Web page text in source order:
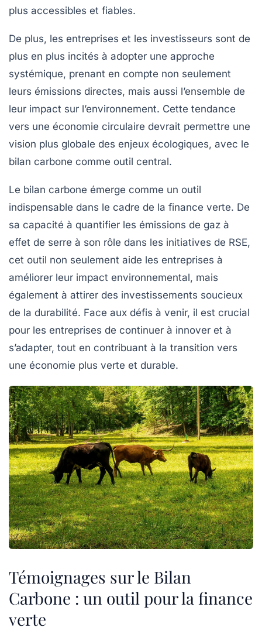
plus accessibles et fiables.
De plus, les entreprises et les investisseurs sont de
plus en plus incités à adopter une approche
systémique, prenant en compte non seulement
leurs émissions directes, mais aussi l’ensemble de
leur impact sur l’environnement. Cette tendance
vers une économie circulaire devrait permettre une
vision plus globale des enjeux écologiques, avec le
bilan carbone comme outil central.
Le bilan carbone émerge comme un outil
indispensable dans le cadre de la finance verte. De
sa capacité à quantifier les émissions de gaz à
effet de serre à son rôle dans les initiatives de RSE,
cet outil non seulement aide les entreprises à
améliorer leur impact environnemental, mais
également à attirer des investissements soucieux
de la durabilité. Face aux défis à venir, il est crucial
pour les entreprises de continuer à innover et à
s’adapter, tout en contribuant à la transition vers
une économie plus verte et durable.
Témoignages sur le Bilan
Carbone : un outil pour la finance
verte